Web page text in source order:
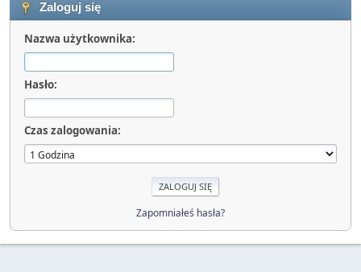
Zaloguj się
Nazwa użytkownika:
Hasło:
Czas zalogowania:
Zapomniałeś hasła?